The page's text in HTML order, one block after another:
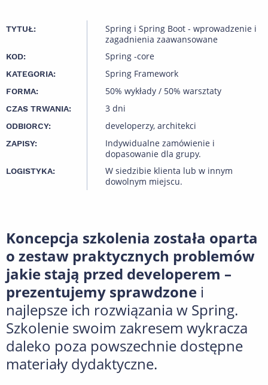
TYTUŁ:
Spring i Spring Boot - wprowadzenie i
zagadnienia zaawansowane
KOD: Spring -core
KATEGORIA: Spring Framework
FORMA: 50% wykłady / 50% warsztaty
CZAS TRWANIA: 3 dni
ODBIORCY: developerzy, architekci
ZAPISY:
Indywidualne zamówienie i
dopasowanie dla grupy.
LOGISTYKA:
W siedzibie klienta lub w innym
dowolnym miejscu.
Koncepcja szkolenia została oparta
o zestaw praktycznych problemów
jakie stają przed developerem –
prezentujemy sprawdzone i
najlepsze ich rozwiązania w Spring.
Szkolenie swoim zakresem wykracza
daleko poza powszechnie dostępne
materiały dydaktyczne.